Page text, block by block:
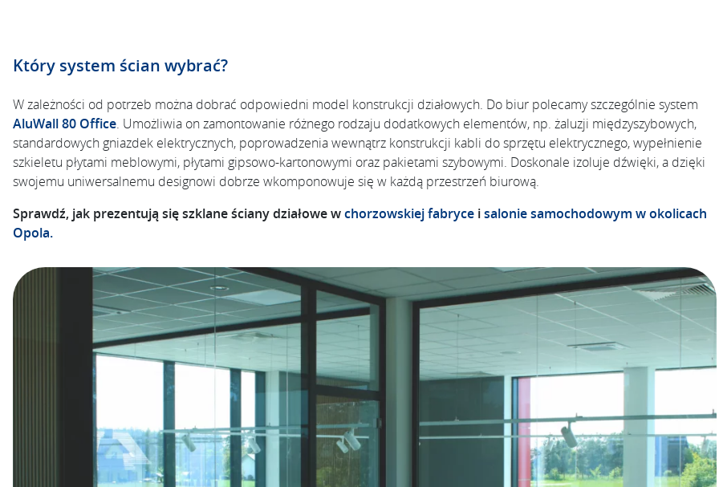
Który system ścian wybrać?
W zależności od potrzeb można dobrać odpowiedni model konstrukcji działowych. Do biur polecamy szczególnie system
AluWall 80 Office. Umożliwia on zamontowanie różnego rodzaju dodatkowych elementów, np. żaluzji międzyszybowych,
standardowych gniazdek elektrycznych, poprowadzenia wewnątrz konstrukcji kabli do sprzętu elektrycznego, wypełnienie
szkieletu płytami meblowymi, płytami gipsowo-kartonowymi oraz pakietami szybowymi. Doskonale izoluje dźwięki, a dzięki
swojemu uniwersalnemu designowi dobrze wkomponowuje się w każdą przestrzeń biurową.
Sprawdź, jak prezentują się szklane ściany działowe wchorzowskiej fabryce isalonie samochodowym w okolicach
Opola.